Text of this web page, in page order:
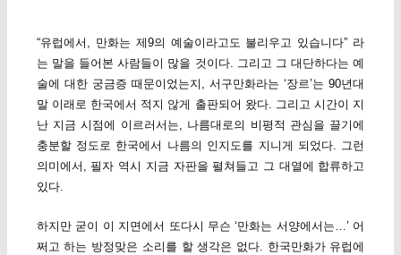
“유럽에서, 만화는 제9의 예술이라고도 불리우고 있습니다” 라
는 말을 들어본 사람들이 많을 것이다. 그리고 그 대단하다는 예
술에 대한 궁금증 때문이었는지, 서구만화라는 ‘장르’는 90년대
말 이래로 한국에서 적지 않게 출판되어 왔다. 그리고 시간이 지
난 지금 시점에 이르러서는, 나름대로의 비평적 관심을 끌기에
충분할 정도로 한국에서 나름의 인지도를 지니게 되었다. 그런
의미에서, 필자 역시 지금 자판을 펼쳐들고 그 대열에 합류하고
있다.
하지만 굳이 이 지면에서 또다시 무슨 ‘만화는 서양에서는…’ 어
쩌고 하는 방정맞은 소리를 할 생각은 없다. 한국만화가 유럽에